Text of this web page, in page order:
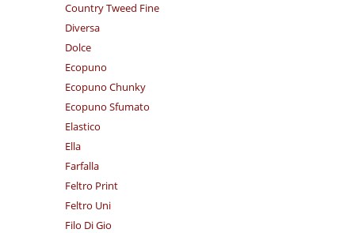
Country Tweed Fine
Diversa
Dolce
Ecopuno
Ecopuno Chunky
Ecopuno Sfumato
Elastico
Ella
Farfalla
Feltro Print
Feltro Uni
Filo Di Gio